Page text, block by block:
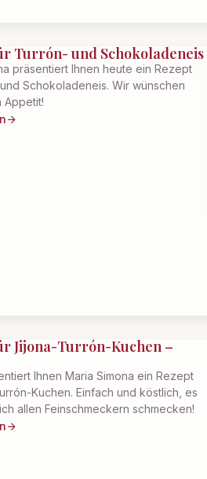
Turrón- und Schokoladeneis
präsentiert Ihnen heute ein Rezept
Schokoladeneis. Wir wünschen
Appetit!
Jijona-Turrón-Kuchen –
Ihnen Maria Simona ein Rezept
Kuchen. Einfach und köstlich, es
allen Feinschmeckern schmecken!